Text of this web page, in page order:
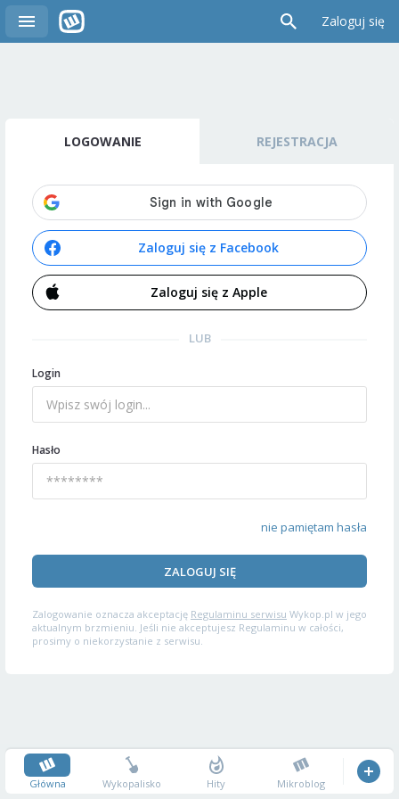
Zaloguj się
LOGOWANIE REJESTRACJA
Zaloguj się z Facebook
Zaloguj się z Apple
LUB
Login
Hasło
nie pamiętam hasła
ZALOGUJ SIĘ
Zalogowanie oznacza akceptację Regulaminu serwisu Wykop.pl w jego
aktualnym brzmieniu. Jeśli nie akceptujesz Regulaminu w całości,
prosimy o niekorzystanie z serwisu.
Główna Wykopalisko Hity Mikroblog